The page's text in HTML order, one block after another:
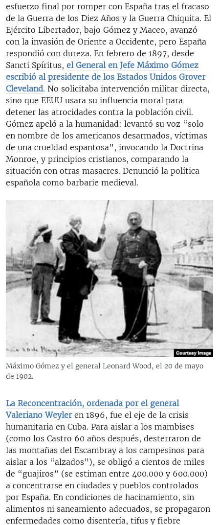
esfuerzo final por romper con España tras el fracaso
de la Guerra de los Diez Años y la Guerra Chiquita. El
Ejército Libertador, bajo Gómez y Maceo, avanzó
con la invasión de Oriente a Occidente, pero España
respondió con dureza. En febrero de 1897, desde
Sancti Spíritus, el General en Jefe Máximo Gómez
escribió al presidente de los Estados Unidos Grover
Cleveland. No solicitaba intervención militar directa,
sino que EEUU usara su influencia moral para
detener las atrocidades contra la población civil.
Gómez apeló a la humanidad: levantó su voz “solo
en nombre de los americanos desarmados, víctimas
de una crueldad espantosa”, invocando la Doctrina
Monroe, y principios cristianos, comparando la
situación con otras masacres. Denunció la política
española como barbarie medieval.
Máximo Gómez y el general Leonard Wood, el 20 de mayo
de 1902.
La Reconcentración, ordenada por el general
Valeriano Weyleren 1896, fue el eje de la crisis
humanitaria en Cuba. Para aislar a los mambises
(como los Castro 60 años después, desterraron de
las montañas del Escambray a los campesinos para
aislar a los “alzados”), se obligó a cientos de miles
de “guajiros” (se estiman entre 400.000 y 600.000)
a concentrarse en ciudades y pueblos controlados
por España. En condiciones de hacinamiento, sin
alimentos ni saneamiento adecuados, se propagaron
enfermedades como disentería, tifus y fiebre